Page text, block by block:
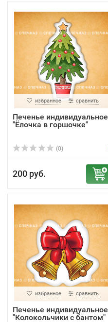
избранное сравнить
Печенье индивидуальное
"Ёлочка в горшочке"
(0)
200 руб.
избранное сравнить
Печенье индивидуальное
"Колокольчики с бантом"